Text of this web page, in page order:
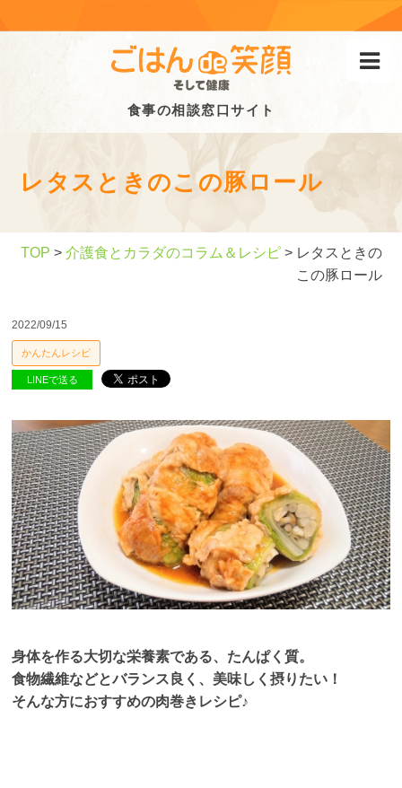
食事の相談窓口サイト
レタスときのこの豚ロール
TOP > 介護食とカラダのコラム＆レシピ> レタスときの
この豚ロール
2022/09/15
かんたんレシピ
LINEで送る
身体を作る大切な栄養素である、たんぱく質。
食物繊維などとバランス良く、美味しく摂りたい！
そんな方におすすめの肉巻きレシピ♪